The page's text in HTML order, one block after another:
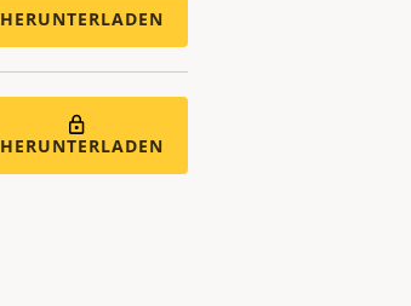
HERUNTERLADEN
HERUNTERLADEN